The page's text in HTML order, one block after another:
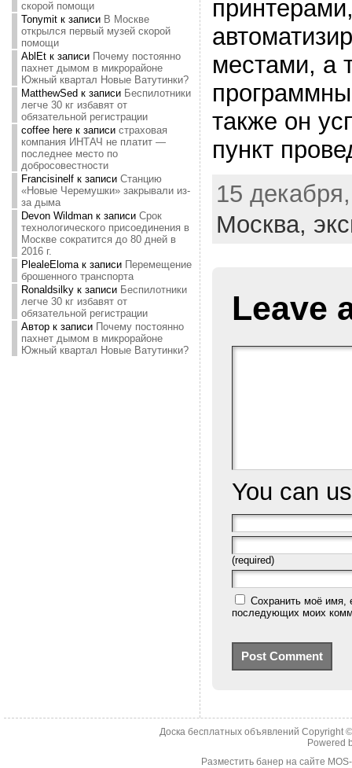
скорой помощи
Tonymitк записи В Москве
открылся первый музей скорой
помощи
AblEtк записи Почему постоянно
пахнет дымом в микрорайоне
Южный квартал Новые Ватутинки?
MatthewSed к записи Беспилотники
легче 30 кг избавят от
обязательной регистрации
coffee hereк записи страховая
компания ИНТАЧ не платит —
последнее место по
добросовестности
Francisinelfк записи Станцию
«Новые Черемушки» закрывали из-
за дыма
Devon Wildmanк записи Срок
технологического присоединения в
Москве сократится до 80 дней в
2016 г.
PlealeElomaк записи Перемещение
брошенного транспорта
Ronaldsilkyк записи Беспилотники
легче 30 кг избавят от
обязательной регистрации
Авторк записи Почему постоянно
пахнет дымом в микрорайоне
Южный квартал Новые Ватутинки?
местами, а
также он
пункт
15
Москва,
Leave
You can
(required)
Сохранить моё имя,
последующих моих
Доска бесплатных объявлений Copyright
Powered
Разместить банер на сайте